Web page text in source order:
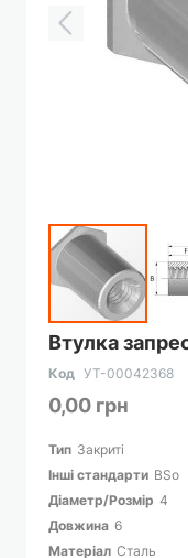
Втулка
Код УТ-00042368
0,00 грн
Тип Закриті
Інші стандарти BSo
Діаметр/Розмір 4
Довжина 6
Матеріал Сталь
Перейти
до
початку
зображень